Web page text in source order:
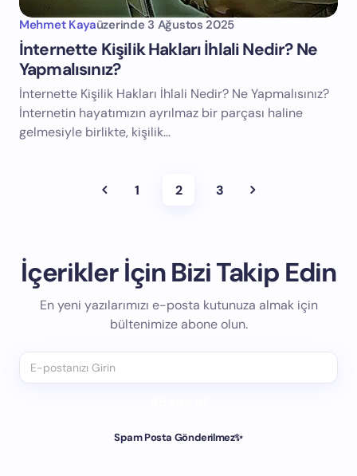
Mehmet Kayaüzerinde 3 Ağustos 2025
İnternette Kişilik Hakları İhlali Nedir? Ne
Yapmalısınız?
İnternette Kişilik Hakları İhlali Nedir? Ne Yapmalısınız?
İnternetin hayatımızın ayrılmaz bir parçası haline
gelmesiyle birlikte, kişilik…
1 2 3
İçerikler İçin Bizi Takip Edin
En yeni yazılarımızı e-posta kutunuza almak için
bültenimize abone olun.
Spam Posta Gönderilmez✨